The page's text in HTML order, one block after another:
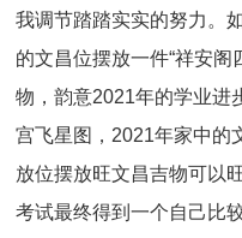
我调节踏踏实实的努力。
的文昌位摆放一件“祥安阁
物，韵意2021年的学业进
宫飞星图，2021年家中的
放位摆放旺文昌吉物可以
考试最终得到一个自己比